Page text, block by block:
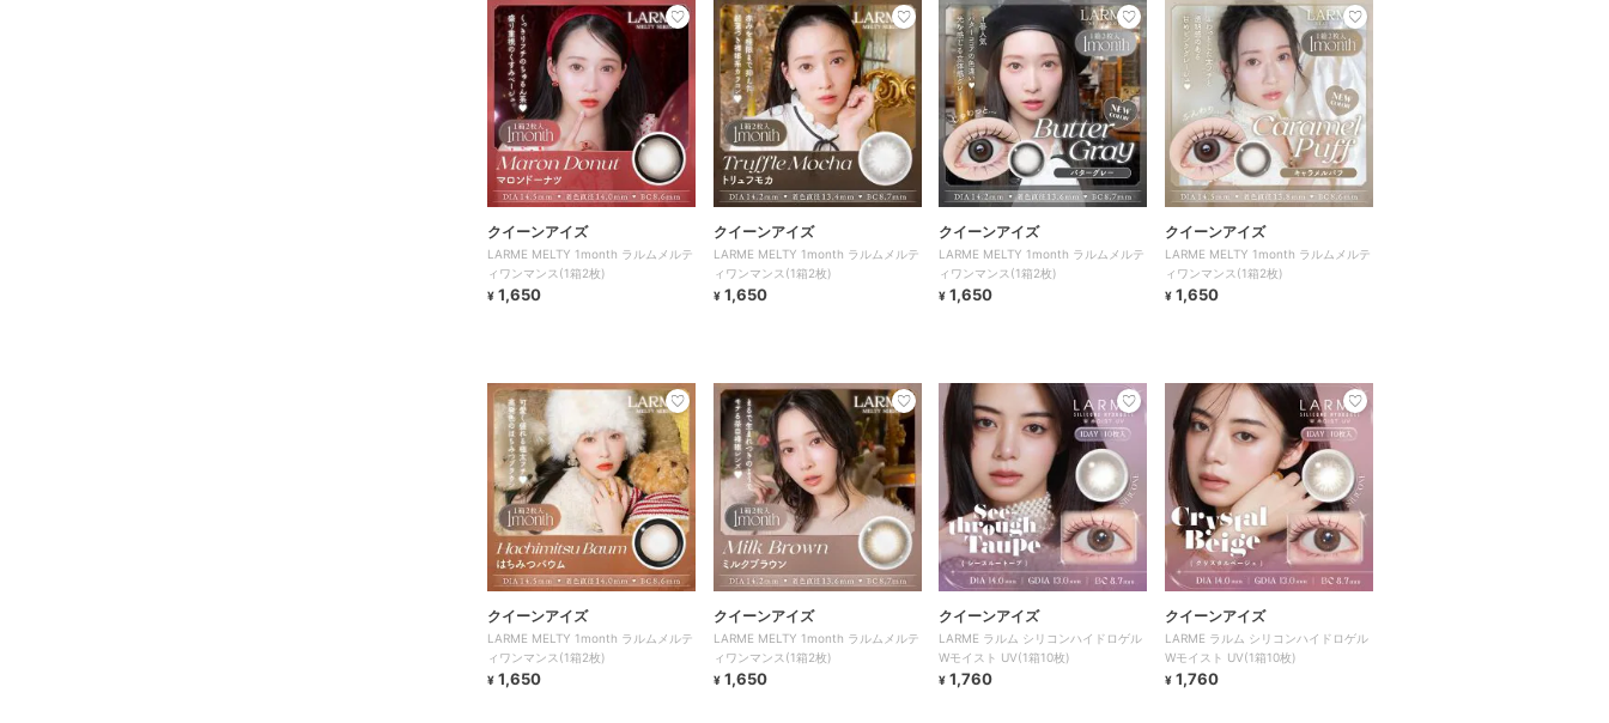
クイーンアイズ
LARME MELTY 1month ラルムメルテ
ィワンマンス(1箱2枚)
¥ 1,650
クイーンアイズ
LARME MELTY 1month ラルムメルテ
ィワンマンス(1箱2枚)
¥ 1,650
クイーンアイズ
LARME MELTY 1month ラルムメルテ
ィワンマンス(1箱2枚)
¥ 1,650
クイーンアイズ
LARME MELTY 1month ラルムメルテ
ィワンマンス(1箱2枚)
¥ 1,650
クイーンアイズ
LARME MELTY 1month ラルムメルテ
ィワンマンス(1箱2枚)
¥ 1,650
クイーンアイズ
LARME MELTY 1month ラルムメルテ
ィワンマンス(1箱2枚)
¥ 1,650
クイーンアイズ
LARME ラルム シリコンハイドロゲル
Wモイスト UV(1箱10枚)
¥ 1,760
クイーンアイズ
LARME ラルム シリコンハイドロゲル
Wモイスト UV(1箱10枚)
¥ 1,760